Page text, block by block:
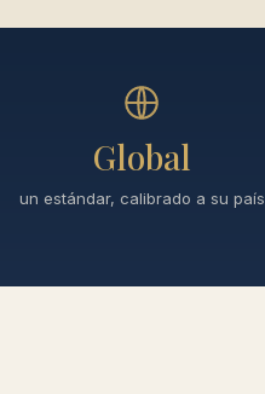
Global
un estándar, calibrado a su país